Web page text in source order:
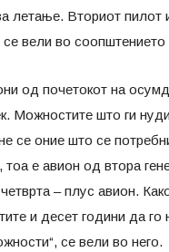
летање. Вториот пилот
се вели во соопштението
од почетокот на
Можностите што ги
се оние што се
е авион од втора
– плус авион.
и десет години да го
се вели во него.